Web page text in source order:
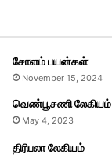
சோளம் பயன்கள்
November 15, 2024
வெண்பூசணி லேகியம்
May 4, 2023
திரிபலா லேகியம்